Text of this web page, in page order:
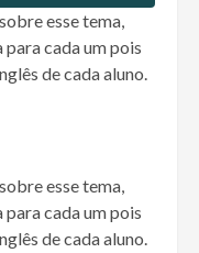
esse tema,
cada um pois
de cada aluno.
esse tema,
cada um pois
de cada aluno.